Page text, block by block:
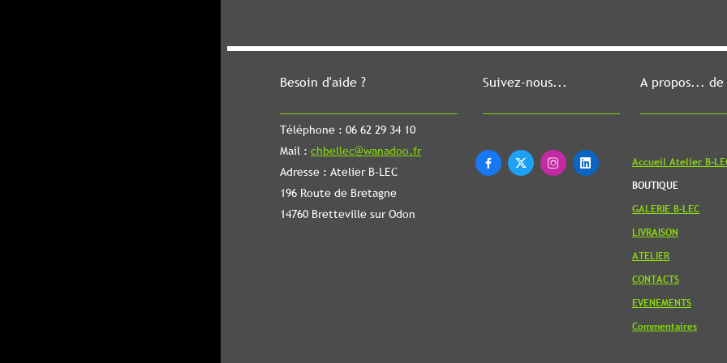
Besoin d'aide ?
Téléphone : 06 62 29 34 10
Mail : chbellec@wanadoo.fr
Adresse : Atelier B-LEC
196 Route de Bretagne
14760 Bretteville sur Odon
Suivez-nous...
   
A propos... de
Accueil Atelier B-
BOUTIQUE
GALERIE B-LEC
LIVRAISON
ATELIER
CONTACTS
EVENEMENTS
Commentaires